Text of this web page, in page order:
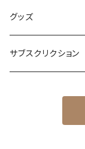
原画
複製画
グッズ
サブスクリクション